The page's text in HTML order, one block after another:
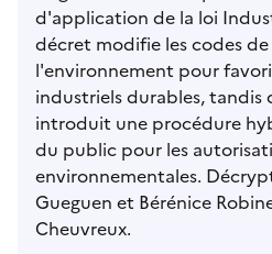
d'application de la loi
décret modifie les codes
l'environnement pour
industriels durables, tandis
introduit une procédure
du public pour les
environnementales.
Gueguen et Bérénice
Cheuvreux.